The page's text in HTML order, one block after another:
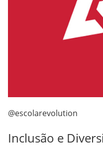
@escolarevolution
Inclusão e